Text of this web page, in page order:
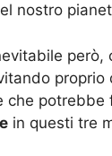
nostro
però,
proprio
che potrebbe
in questi tre